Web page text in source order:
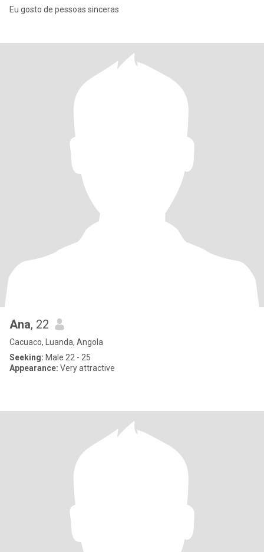
Eu gosto de pessoas sinceras
Ana, 22
Cacuaco, Luanda, Angola
Seeking: Male 22 - 25
Appearance: Very attractive